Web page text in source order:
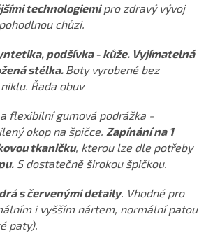
technologiemipro zdravý vývoj
chůzi.
podšívka - kůže. Vyjímatelná
stélka. Boty vyrobené bez
Řada obuv
flexibilní gumová podrážka -
okop na špičce. Zapínání na 1
tkaničku, kterou lze dle potřeby
S dostatečně širokou špičkou.
s červenými detaily. Vhodné pro
i vyšším nártem, normální patou
paty).